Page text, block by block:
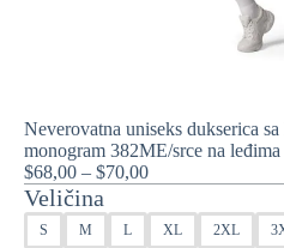
Neverovatna uniseks dukserica
monogram 382ME/srce na leđima
$68,00 – $70,00Распон
од
$68,00
Veličina
S M L XL 2XL